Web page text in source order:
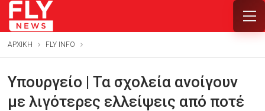
ΑΡΧΙΚΗ FLY INFO
Υπουργείο | Τα σχολεία ανοίγουν
με λιγότερες ελλείψεις από ποτέ